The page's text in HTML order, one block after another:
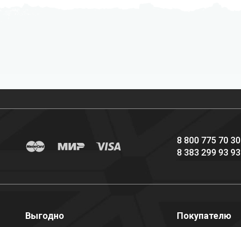
8 800 775 70 30
8 383 299 93 93
Выгодно Покупателю